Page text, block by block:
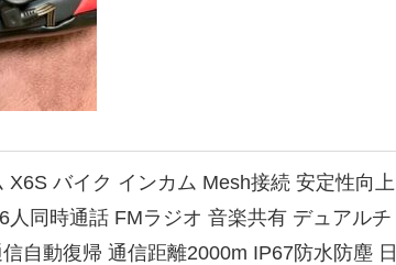
バイク インカム Mesh接続 安定性向上
人同時通話 FMラジオ 音楽共有 デュアルチ
自動復帰 通信距離2000m IP67防水防塵 日